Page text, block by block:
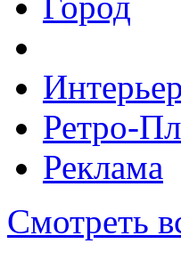
Интерьер
Ретро-
Реклама
Смотреть